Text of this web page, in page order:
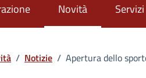
Novità Servizi
/ Notizie / Apertura dello